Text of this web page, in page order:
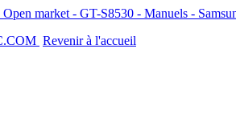
market - GT-S8530 - Manuels -
Revenir à l'accueil